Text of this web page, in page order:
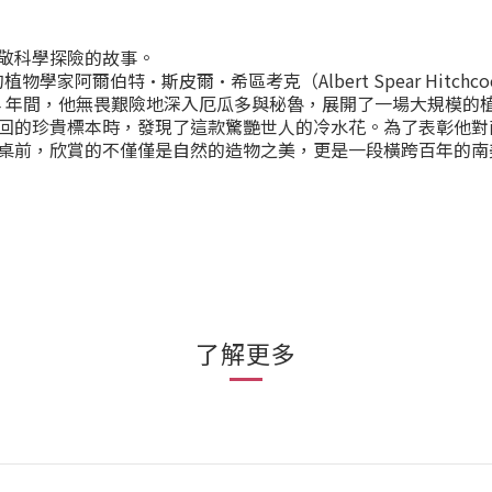
科學探險的故事。
物學家阿爾伯特·斯皮爾·希區考克（Albert Spear
間，他無畏艱險地深入厄瓜多與秘魯，展開了一場大規模的
珍貴標本時，發現了這款驚艷世人的冷水花。為了表彰他
前，欣賞的不僅僅是自然的造物之美，更是一段橫跨百年的
了解更多